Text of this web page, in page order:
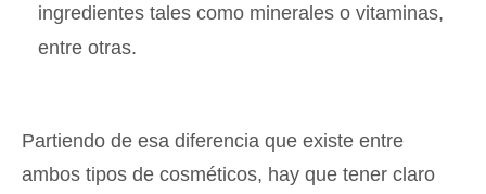
ingredientes tales como minerales o vitaminas,
entre otras.
Partiendo de esa diferencia que existe entre
ambos tipos de cosméticos, hay que tener claro